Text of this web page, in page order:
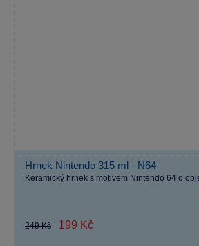
Hrnek Nintendo 315 ml - N64
Keramický hrnek s motivem Nintendo 64 o
249 Kč 199 Kč